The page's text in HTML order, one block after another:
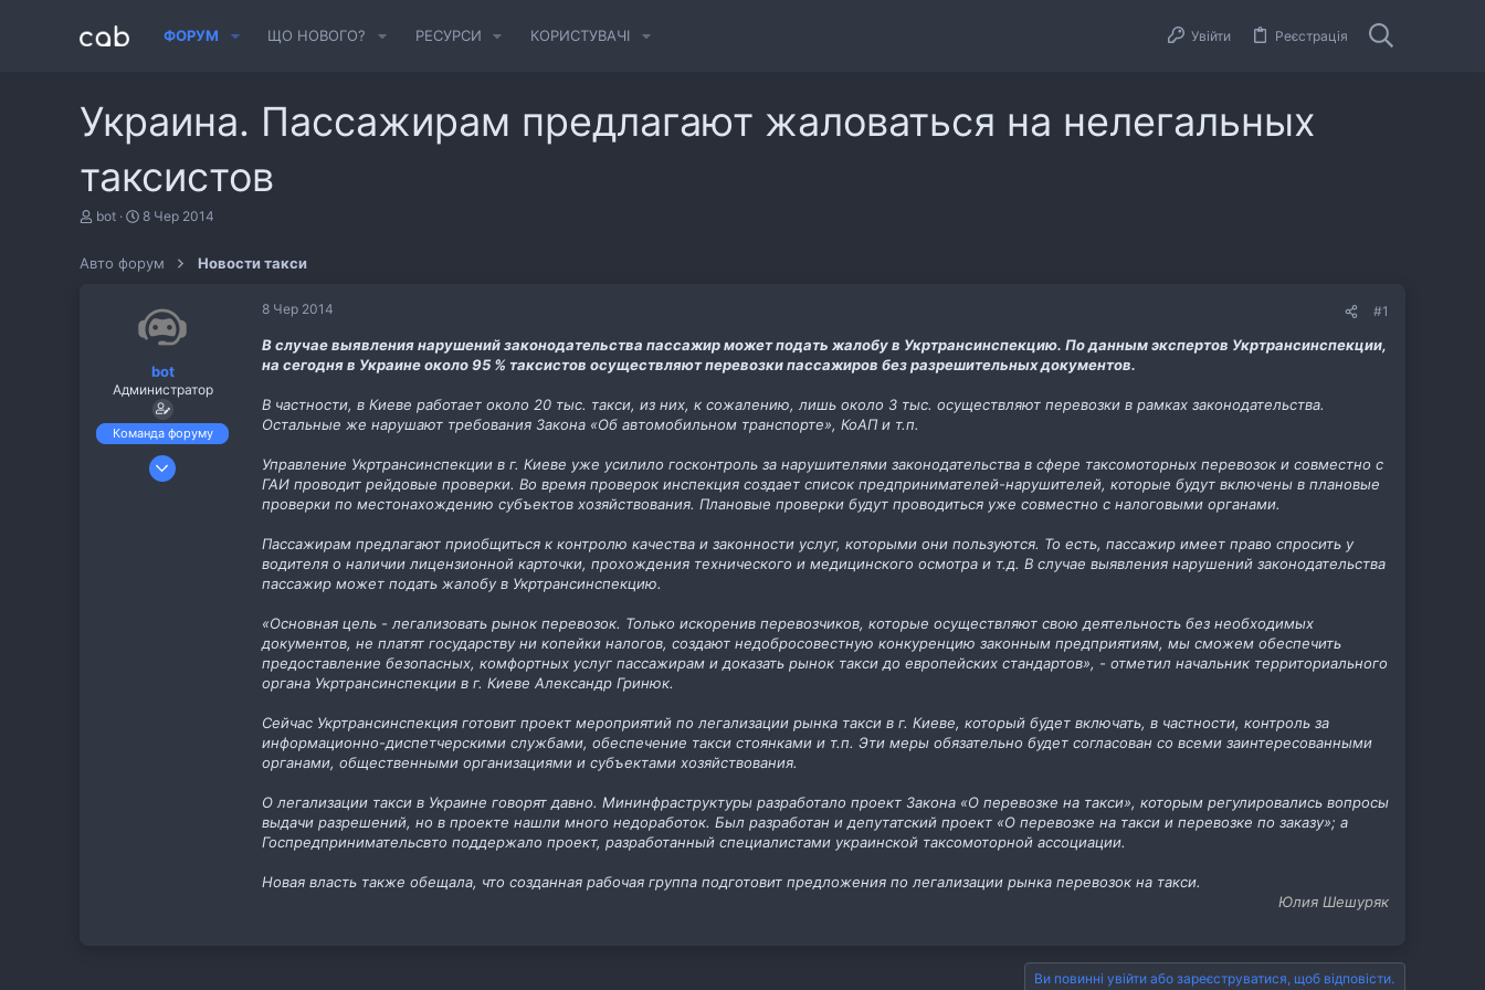
ФОРУМ ЩО НОВОГО? РЕСУРСИ КОРИСТУВАЧІ Увійти Реєстрація
Украина. Пассажирам предлагают жаловаться на нелегальных
таксистов
А
о
bot
Д
а
в
о
н
я
8 Чер 2014
Авто форум Новости такси
bot
Администратор
Команда форуму
6 Лис 2013
8 Чер 2014 #1
В случае выявления нарушений законодательства пассажир может подать жалобу в Укртрансинспекцию. По данным экспертов Укртрансинспекции,
на сегодня в Украине около 95 % таксистов осуществляют перевозки пассажиров без разрешительных документов.
В частности, в Киеве работает около 20 тыс. такси, из них, к сожалению, лишь около 3 тыс. осуществляют перевозки в рамках законодательства.
Остальные же нарушают требования Закона «Об автомобильном транспорте», КоАП и т.п.
Управление Укртрансинспекции в г. Киеве уже усилило госконтроль за нарушителями законодательства в сфере таксомоторных перевозок и совместно с
ГАИ проводит рейдовые проверки. Во время проверок инспекция создает список предпринимателей-нарушителей, которые будут включены в плановые
проверки по местонахождению субъектов хозяйствования. Плановые проверки будут проводиться уже совместно с налоговыми органами.
Пассажирам предлагают приобщиться к контролю качества и законности услуг, которыми они пользуются. То есть, пассажир имеет право спросить у
водителя о наличии лицензионной карточки, прохождения технического и медицинского осмотра и т.д. В случае выявления нарушений законодательства
пассажир может подать жалобу в Укртрансинспекцию.
«Основная цель - легализовать рынок перевозок. Только искоренив перевозчиков, которые осуществляют свою деятельность без необходимых
документов, не платят государству ни копейки налогов, создают недобросовестную конкуренцию законным предприятиям, мы сможем обеспечить
предоставление безопасных, комфортных услуг пассажирам и доказать рынок такси до европейских стандартов», - отметил начальник территориального
органа Укртрансинспекции в г. Киеве Александр Гринюк.
Сейчас Укртрансинспекция готовит проект мероприятий по легализации рынка такси в г. Киеве, который будет включать, в частности, контроль за
информационно-диспетчерскими службами, обеспечение такси стоянками и т.п. Эти меры обязательно будет согласован со всеми заинтересованными
органами, общественными организациями и субъектами хозяйствования.
О легализации такси в Украине говорят давно. Мининфраструктуры разработало проект Закона «О перевозке на такси», которым регулировались вопросы
выдачи разрешений, но в проекте нашли много недоработок. Был разработан и депутатский проект «О перевозке на такси и перевозке по заказу»; а
Госпредпринимательсвто поддержало проект, разработанный специалистами украинской таксомоторной ассоциации.
Новая власть также обещала, что созданная рабочая группа подготовит предложения по легализации рынка перевозок на такси.
Юлия Шешуряк
Ви повинні увійти або зареєструватися, щоб відповісти.